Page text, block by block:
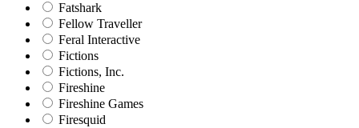
Fatshark
Fellow Traveller
Feral Interactive
Fictions
Fictions, Inc.
Fireshine
Fireshine Games
Firesquid